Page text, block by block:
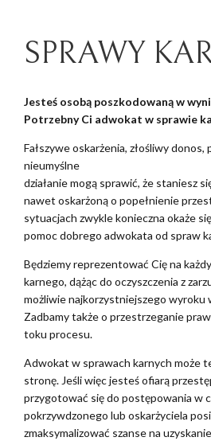
SPRAWY
Jesteś osobą poszkodowaną w
Potrzebny Ci adwokat w sprawie
Fałszywe oskarżenia, złośliwy
nieumyślne
działanie mogą sprawić, że staniesz
nawet oskarżoną o popełnienie
sytuacjach zwykle konieczna okaże się
pomoc dobrego adwokata od spraw
Będziemy reprezentować Cię na
karnego, dążąc do oczyszczenia z
możliwie najkorzystniejszego wyroku
Zadbamy także o przestrzeganie
toku procesu.
Adwokat w sprawach karnych może
stronę. Jeśli więc jesteś ofiarą
przygotować się do postępowania w
pokrzywdzonego lub oskarżyciela
zmaksymalizować szanse na